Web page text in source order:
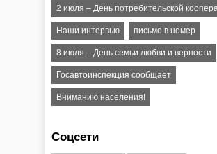
2 июля – День потребительской
Наши интервью письмо в номер
8 июля – День семьи любви и верности
Госавтоинспекция сообщает
Вниманию населения!
Соцсети